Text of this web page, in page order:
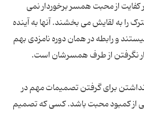
کفایت از محبت همسر برخوردار نمی
را به لقایش می بخشند. آنها به آینده
و رابطه در همان دوره نامزدی بهم
برای گرفتن تصمیمات مهم در
از کمبود محبت باشد. کسی که تصمیم